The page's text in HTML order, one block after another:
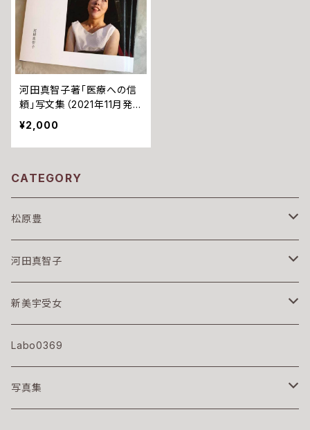
河田真智子著「医療への信
頼」写文集（2021年11月発
刊）／国内販売
¥2,000
CATEGORY
松原豊
本
写真作品
ポストカード
河田真智子
本
写真作品
ポストカード
新美宇受女
本
Labo0369
写真集